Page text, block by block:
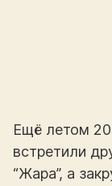
Ещё летом
встретили
“Жара”, а